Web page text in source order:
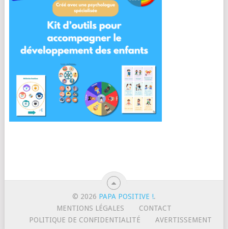
© 2026 PAPA POSITIVE !.
MENTIONS LÉGALES
CONTACT
POLITIQUE DE CONFIDENTIALITÉ
AVERTISSEMENT